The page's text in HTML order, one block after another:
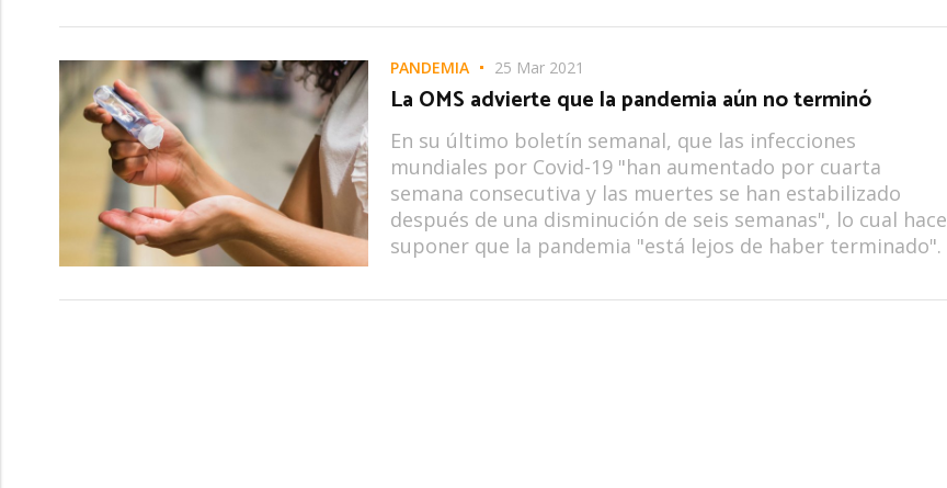
PANDEMIA 25 Mar 2021
La OMS advierte que la pandemia aún no terminó
En su último boletín semanal, que las infecciones
mundiales por Covid-19 "han aumentado por cuarta
semana consecutiva y las muertes se han estabilizado
después de una disminución de seis semanas", lo cual hace
suponer que la pandemia "está lejos de haber terminado".